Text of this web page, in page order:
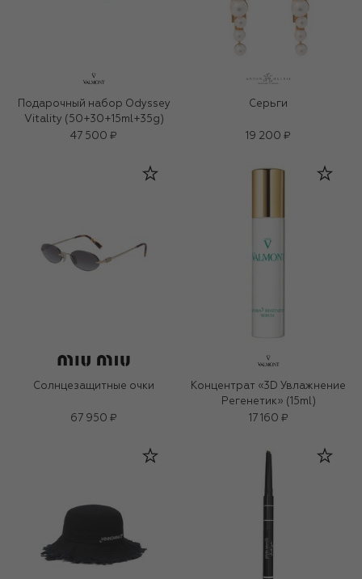
Подарочный набор Odyssey
Vitality (50+30+15ml+35g)
47 500 ₽
Серьги
19 200 ₽
Солнцезащитные очки
67 950 ₽
Концентрат «3D Увлажнение
Регенетик» (15ml)
17 160 ₽